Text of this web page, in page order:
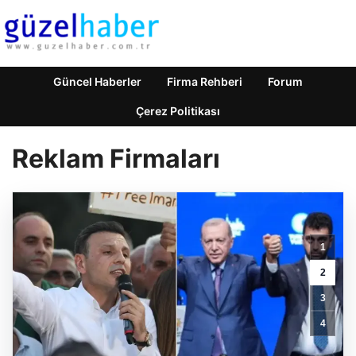
Güncel Haberler Firma Rehberi Forum
Çerez Politikası
Reklam Firmaları
1
2
3
4